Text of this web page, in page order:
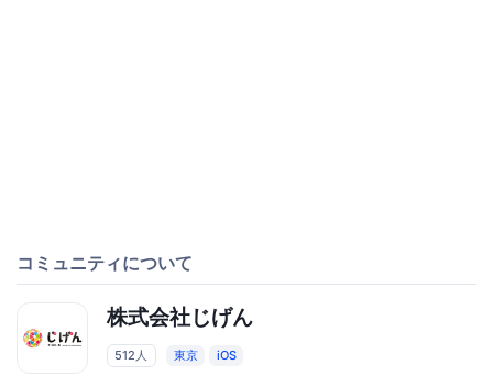
コミュニティについて
株式会社じげん
512人 東京 iOS